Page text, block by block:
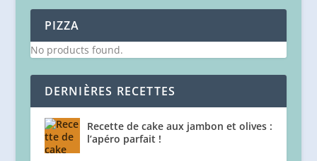
PIZZA
No products found.
DERNIÈRES RECETTES
Recette de cake aux jambon et olives :
l’apéro parfait !